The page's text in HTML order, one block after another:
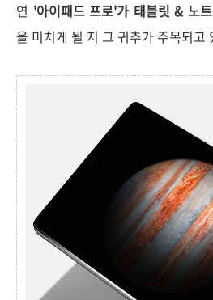
연 '아이패드 프로'가 태블릿 & 노
을 미치게 될 지 그 귀추가 주목되고